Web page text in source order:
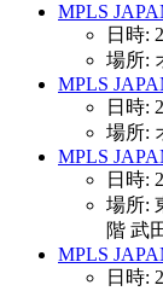
MPLS
日時:
場所:
MPLS
日時:
場所:
MPLS
日時:
場所:
階 武
MPLS
日時: